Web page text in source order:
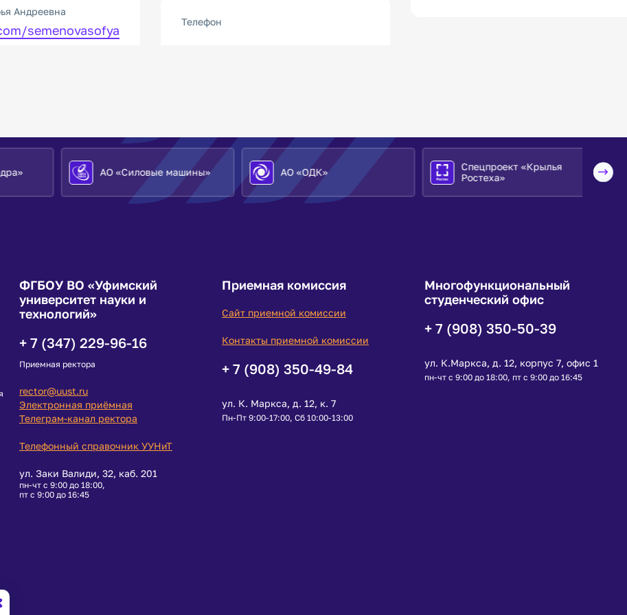
Андреевна
semenovasofya
Телефон
АО «Силовые машины» АО «ОДК»
Спецпроект «Крылья
Ростеха»
ФГБОУ ВО «Уфимский
университет науки и
технологий»
+ 7 (347) 229-96-16
Приемная ректора
rector@uust.ru
Электронная приёмная
Телеграм-канал ректора
Телефонный справочник УУНиТ
ул. Заки Валиди, 32, каб. 201
пн-чт с 9:00 до 18:00,
пт с 9:00 до 16:45
Приемная комиссия
Сайт приемной комиссии
Контакты приемной комиссии
+ 7 (908) 350-49-84
ул. К. Маркса, д. 12, к. 7
Пн-Пт 9:00-17:00, Сб 10:00-13:00
Многофункциональный
студенческий офис
+ 7 (908) 350-50-39
ул. К.Маркса, д. 12, корпус 7, офис 1
пн-чт с 9:00 до 18:00, пт с 9:00 до 16:45